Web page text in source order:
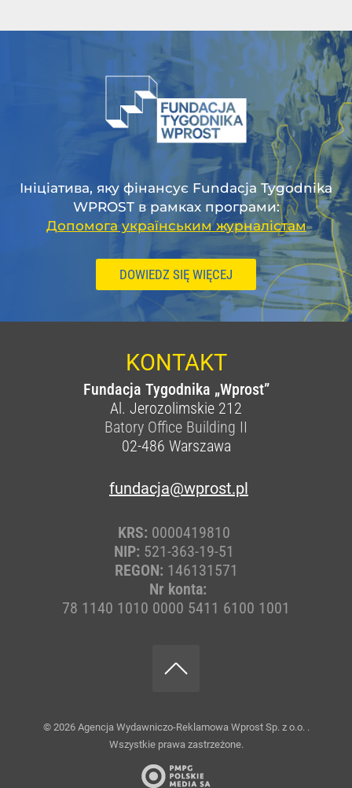
Ініціатива, яку фінансує Fundacja Tygodnika
WPROST в рамках програми:
Допомога українським журналістам
DOWIEDZ SIĘ WIĘCEJ
KONTAKT
Fundacja Tygodnika „Wprost”
Al. Jerozolimskie 212
Batory Office Building II
02-486 Warszawa
fundacja@wprost.pl
KRS: 0000419810
NIP: 521-363-19-51
REGON: 146131571
Nr konta:
78 1140 1010 0000 5411 6100 1001
© 2026 Agencja Wydawniczo-Reklamowa Wprost Sp. z o.o. .
Wszystkie prawa zastrzeżone.